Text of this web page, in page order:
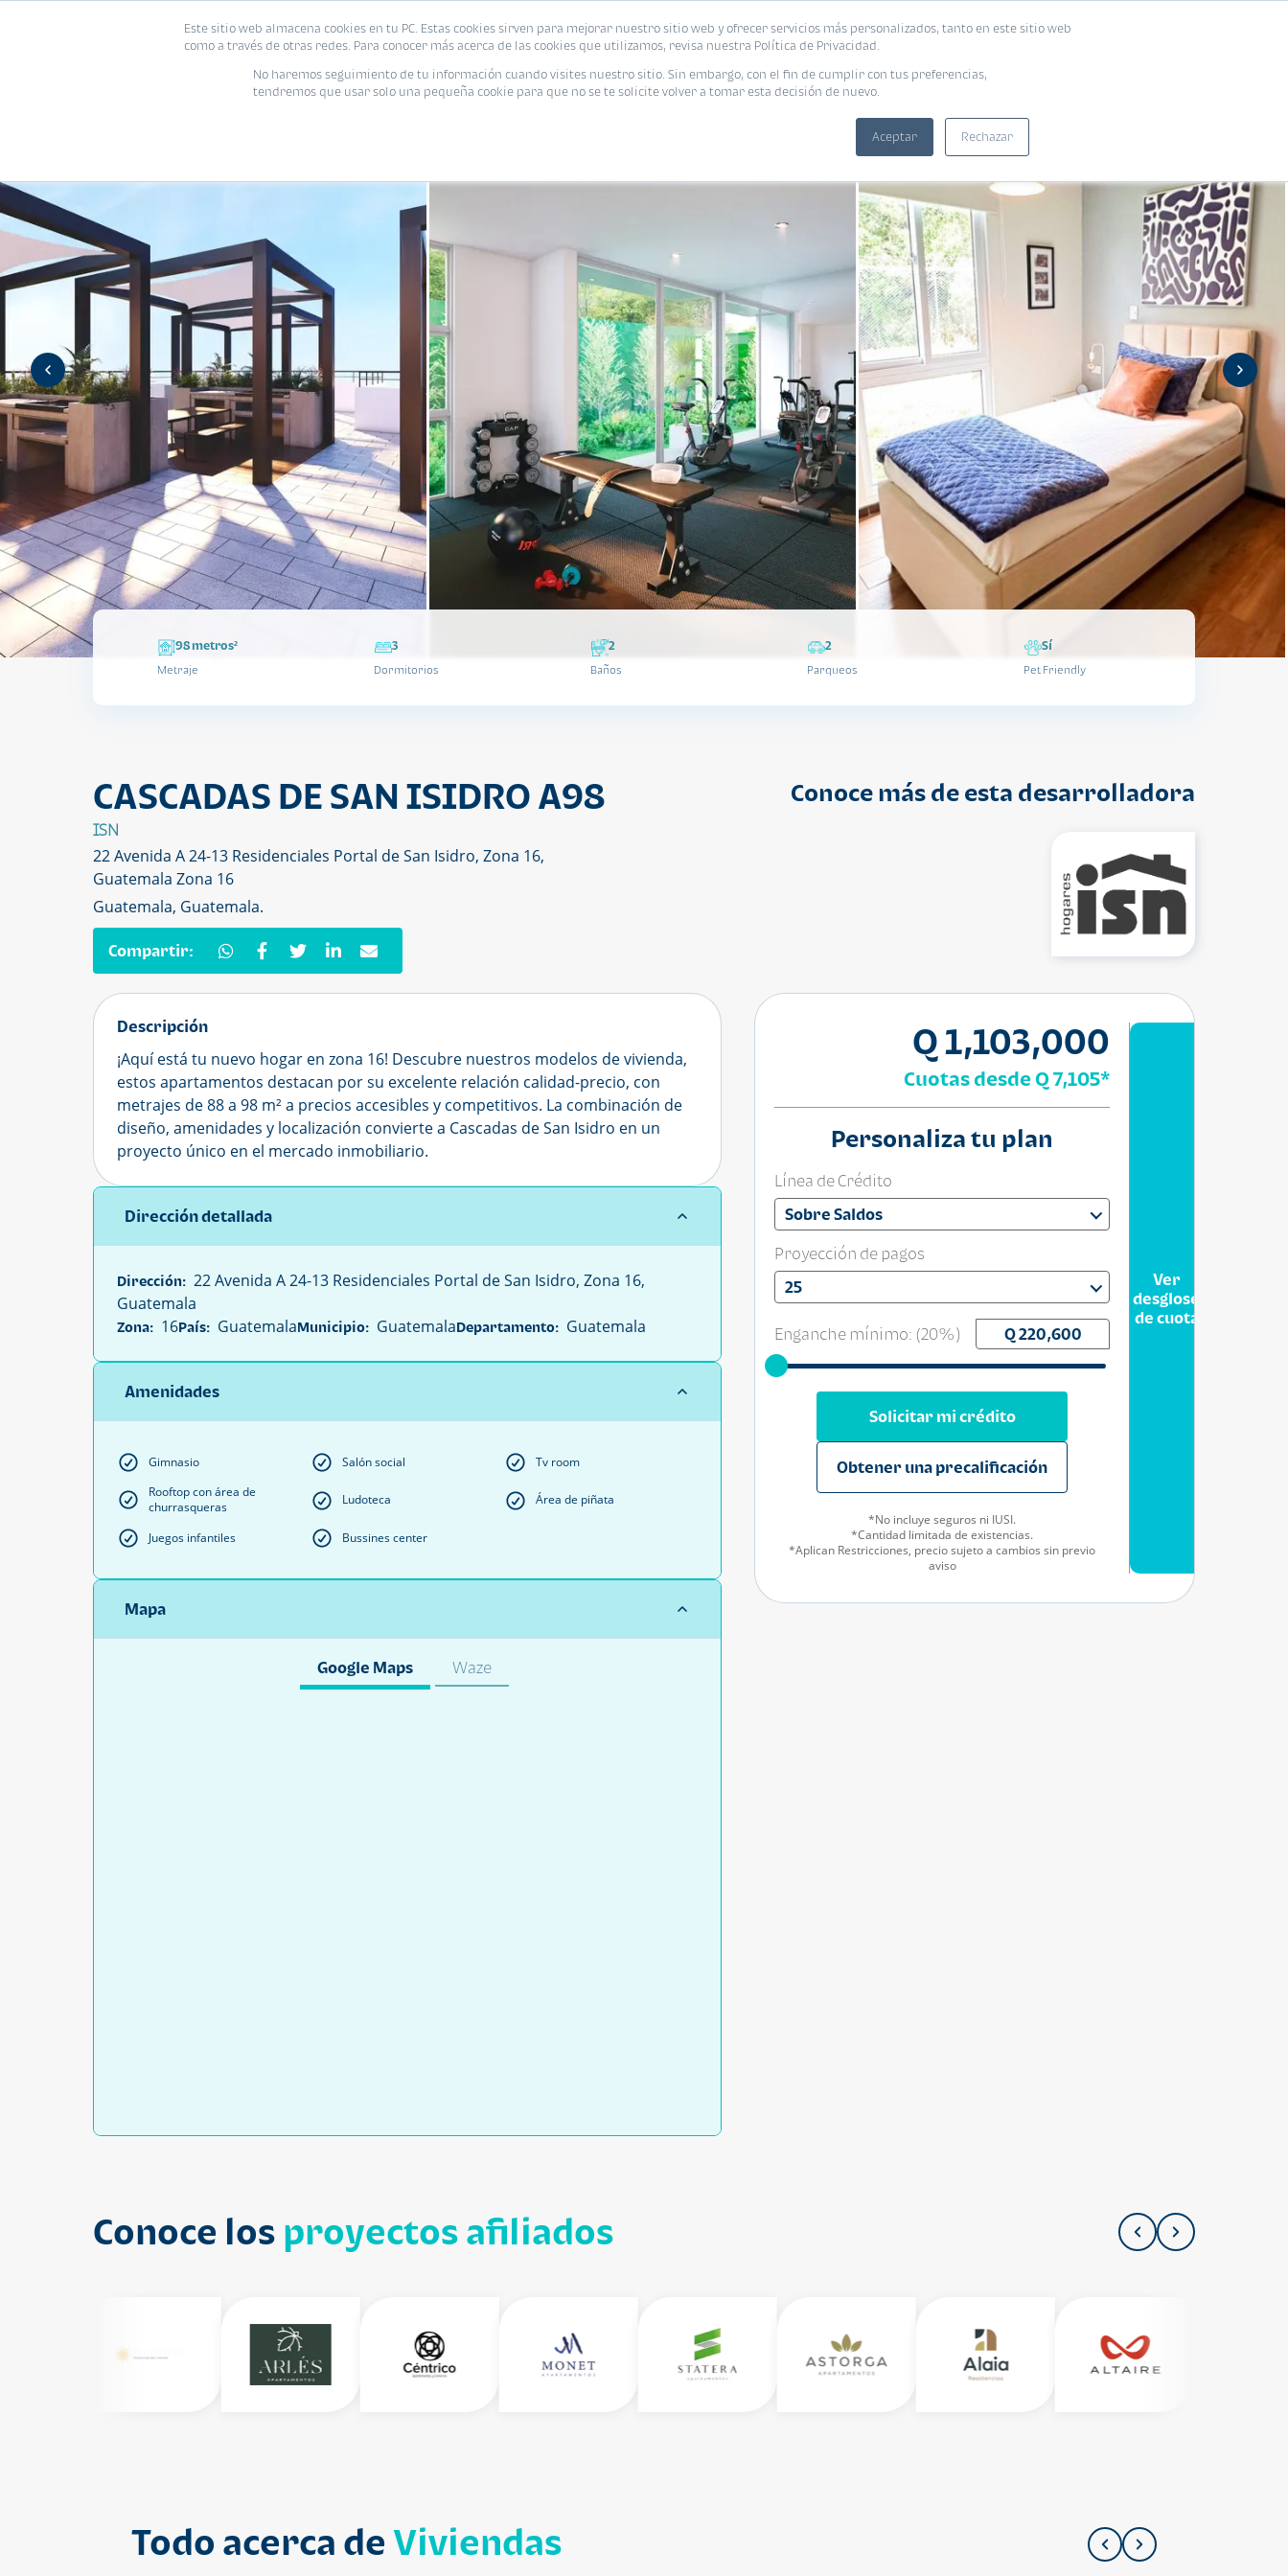
Este sitio web almacena cookies en tu PC. Estas cookies sirven para mejorar nuestro sitio web y ofrecer servicios más personalizados, tanto en este sitio web
como a través de otras redes. Para conocer más acerca de las cookies que utilizamos, revisa nuestra Política de Privacidad.
No haremos seguimiento de tu información cuando visites nuestro sitio. Sin embargo, con el fin de cumplir con tus preferencias,
tendremos que usar solo una pequeña cookie para que no se te solicite volver a tomar esta decisión de nuevo.
Aceptar Rechazar
98 metros²
Metraje
3
Dormitorios
2
Baños
2
Parqueos
Sí
Pet Friendly
CASCADAS DE SAN ISIDRO A98
ISN
22 Avenida A 24-13 Residenciales Portal de San Isidro, Zona 16,
Guatemala Zona 16
Guatemala, Guatemala.
Compartir:
Conoce más de esta desarrolladora
Descripción
¡Aquí está tu nuevo hogar en zona 16! Descubre nuestros modelos de vivienda,
estos apartamentos destacan por su excelente relación calidad-precio, con
metrajes de 88 a 98 m² a precios accesibles y competitivos. La combinación de
diseño, amenidades y localización convierte a Cascadas de San Isidro en un
proyecto único en el mercado inmobiliario.
Dirección detallada
Dirección: 22 Avenida A 24-13 Residenciales Portal de San Isidro, Zona 16,
Guatemala
Zona: 16País: GuatemalaMunicipio: GuatemalaDepartamento: Guatemala
Amenidades
Gimnasio Salón social
Tv room
Rooftop con área de
churrasqueras
Ludoteca Área de piñata
Juegos infantiles Bussines center
Mapa
Google Maps Waze
Q 1,103,000
Cuotas desdeQ 7,105*
Personaliza tu plan
Línea de Crédito
Sobre Saldos
Proyección de pagos
25
Enganche mínimo: (20%)
Solicitar mi crédito
Obtener una precalificación
*No incluye seguros ni IUSI.
*Cantidad limitada de existencias.
*Aplican Restricciones, precio sujeto a cambios sin previo
aviso
Ver
desglose
de cuota
Conoce los proyectos afiliados
Todo acerca de Viviendas
Viviendas Eventos Promociones Blog Encuentra tu vivienda ideal